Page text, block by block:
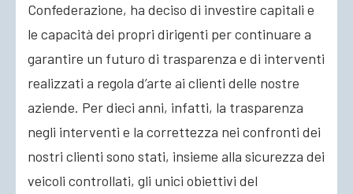
Confederazione, ha deciso di investire capitali e
le capacità dei propri dirigenti per continuare a
garantire un futuro di trasparenza e di interventi
realizzati a regola d’arte ai clienti delle nostre
aziende. Per dieci anni, infatti, la trasparenza
negli interventi e la correttezza nei confronti dei
nostri clienti sono stati, insieme alla sicurezza dei
veicoli controllati, gli unici obiettivi del